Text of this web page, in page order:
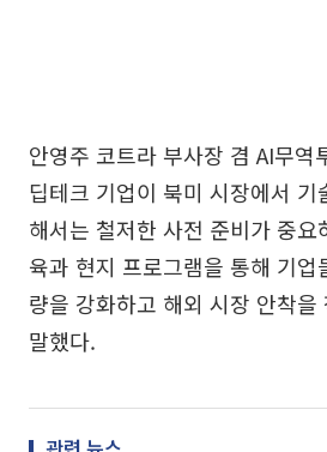
안영주 코트라 부사장 겸 AI무역
딥테크 기업이 북미 시장에서 기
해서는 철저한 사전 준비가 중
육과 현지 프로그램을 통해 기업
량을 강화하고 해외 시장 안착
말했다.